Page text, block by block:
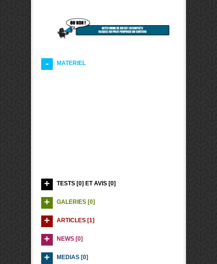
MATERIEL
TESTS [0] ET AVIS [0]
GALERIES [0]
ARTICLES [1]
NEWS [0]
MEDIAS [0]